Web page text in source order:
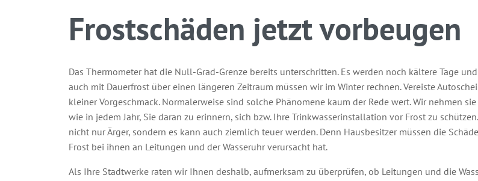
Frostschäden jetzt vorbeugen
Das Thermometer hat die Null-Grad-Grenze bereits unterschritten. Es werden noch kältere Tage
auch mit Dauerfrost über einen längeren Zeitraum müssen wir im Winter rechnen. Vereiste
kleiner Vorgeschmack. Normalerweise sind solche Phänomene kaum der Rede wert. Wir nehmen
wie in jedem Jahr, Sie daran zu erinnern, sich bzw. Ihre Trinkwasserinstallation vor Frost zu
nicht nur Ärger, sondern es kann auch ziemlich teuer werden. Denn Hausbesitzer müssen die
Frost bei ihnen an Leitungen und der Wasseruhr verursacht hat.
Als Ihre Stadtwerke raten wir Ihnen deshalb, aufmerksam zu überprüfen, ob Leitungen und die